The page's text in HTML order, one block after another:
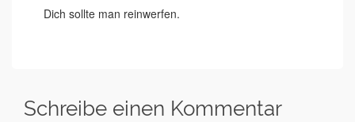
Dich sollte man reinwerfen.
Schreibe einen Kommentar